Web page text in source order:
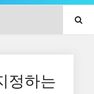
정하는